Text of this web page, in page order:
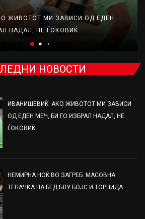
ЖИВОТОТ МИ ЗАВИСИ ОД ЕДЕН
НАДАЛ, НЕ ЃОКОВИЌ
НОВОСТИ
ИВАНИШЕВИЌ: АКО ЖИВОТОТ МИ ЗАВИСИ
ОД ЕДЕН МЕЧ, БИ ГО ИЗБРАЛ НАДАЛ, НЕ
ЃОКОВИЌ
НЕМИРНА НОЌ ВО ЗАГРЕБ: МАСОВНА
ТЕПАЧКА НА БЕД БЛУ БОЈС И ТОРЦИДА